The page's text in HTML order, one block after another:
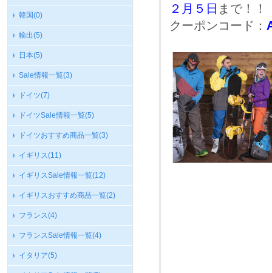
韓国(0)
輸出(5)
日本(5)
Sale情報一覧(3)
ドイツ(7)
ドイツSale情報一覧(5)
ドイツおすすめ商品一覧(3)
イギリス(11)
イギリスSale情報一覧(12)
イギリスおすすめ商品一覧(2)
フランス(4)
フランスSale情報一覧(4)
イタリア(5)
２月５日 まで！！
クーポンコード：